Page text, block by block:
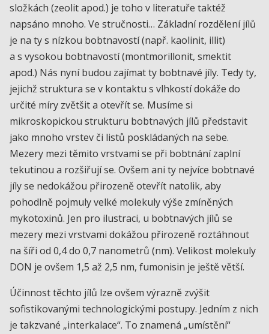
složkách (zeolit apod.) je toho v literatuře taktéž
napsáno mnoho. Ve stručnosti… Základní rozdělení jílů
je na ty s nízkou bobtnavostí (např. kaolinit, illit)
a s vysokou bobtnavostí (montmorillonit, smektit
apod.) Nás nyní budou zajímat ty bobtnavé jíly. Tedy ty,
jejichž struktura se v kontaktu s vlhkostí dokáže do
určité míry zvětšit a otevřít se. Musíme si
mikroskopickou strukturu bobtnavých jílů představit
jako mnoho vrstev či listů poskládaných na sebe.
Mezery mezi těmito vrstvami se při bobtnání zaplní
tekutinou a rozšiřují se. Ovšem ani ty nejvíce bobtnavé
jíly se nedokážou přirozeně otevřít natolik, aby
pohodlně pojmuly velké molekuly výše zmíněných
mykotoxinů. Jen pro ilustraci, u bobtnavých jílů se
mezery mezi vrstvami dokážou přirozeně roztáhnout
na šíři od 0,4 do 0,7 nanometrů (nm). Velikost molekuly
DON je ovšem 1,5 až 2,5 nm, fumonisin je ještě větší.
Účinnost těchto jílů lze ovšem výrazně zvýšit
sofistikovanými technologickými postupy. Jedním z nich
je takzvané „interkalace“. To znamená „umístění“